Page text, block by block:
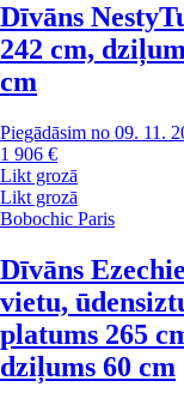
Dīvāns Nesty
242 cm,
cm
Piegādāsim no 09. 11.
1 906 €
Likt grozā
Likt grozā
Bobochic Paris
Dīvāns
vietu,
platums 265
dziļums 60 cm